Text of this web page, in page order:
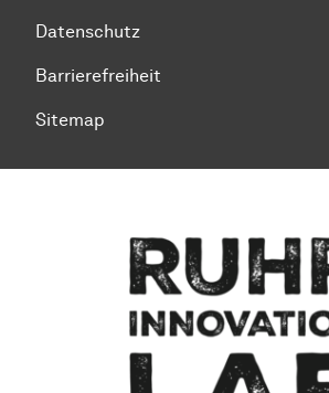
Datenschutz
Barrierefreiheit
Sitemap